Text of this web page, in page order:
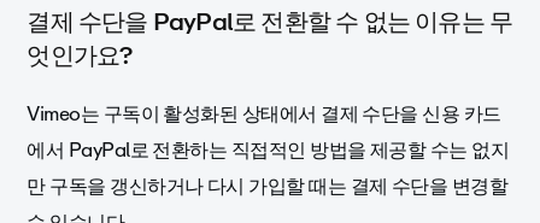
결제 수단을 PayPal로 전환할 수 없는 이유는 무
엇인가요?
Vimeo는 구독이 활성화된 상태에서 결제 수단을 신용 카드
에서 PayPal로 전환하는 직접적인 방법을 제공할 수는 없지
만 구독을 갱신하거나 다시 가입할 때는 결제 수단을 변경할